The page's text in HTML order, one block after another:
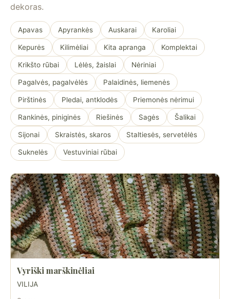
dekoras.
Apavas Apyrankės Auskarai Karoliai
Kepurės Kilimėliai Kita apranga Komplektai
Krikšto rūbai Lėlės, žaislai Nėriniai
Pagalvės, pagalvėlės Palaidinės, liemenės
Pirštinės Pledai, antklodės Priemonės nėrimui
Rankinės, piniginės Riešinės Sagės Šalikai
Sijonai Skraistės, skaros Staltiesės, servetėlės
Suknelės Vestuviniai rūbai
Vyriški marškinėliai
VILIJA